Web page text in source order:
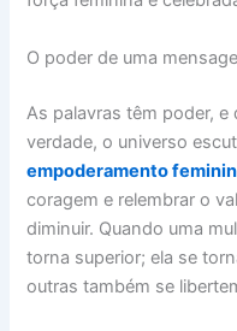
O poder de uma
As palavras têm poder,
verdade, o universo
empoderamento
coragem e relembrar o
diminuir. Quando uma
torna superior; ela se
outras também se